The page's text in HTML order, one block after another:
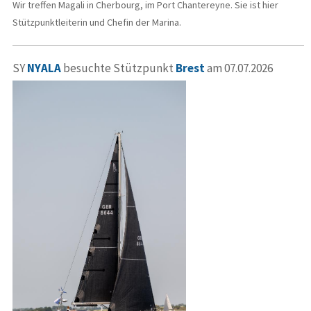
Wir treffen Magali in Cherbourg, im Port Chantereyne. Sie ist hier
Stützpunktleiterin und Chefin der Marina.
SYNYALAbesuchte Stützpunkt Brestam 07.07.2026